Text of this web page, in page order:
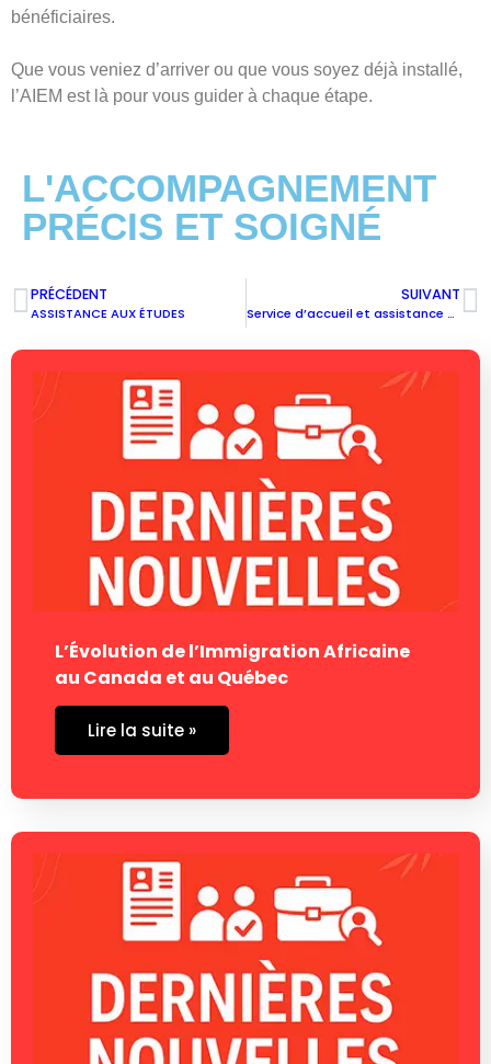
bénéficiaires.
Que vous veniez d’arriver ou que vous soyez déjà installé,
l’AIEM est là pour vous guider à chaque étape.
L'ACCOMPAGNEMENT
PRÉCIS ET SOIGNÉ
PRÉCÉDENT
ASSISTANCE AUX ÉTUDES
SUIVANT
Service d’accueil et assistance à l’arrivée : un accompagnement complet
L’Évolution de l’Immigration Africaine
au Canada et au Québec
Lire la suite »